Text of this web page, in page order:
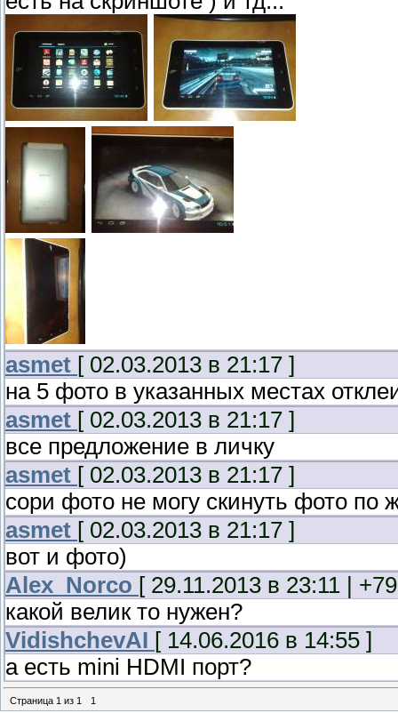
asmet [ 02.03.2013 в 21:17 ]
на 5 фото в указанных местах
asmet [ 02.03.2013 в 21:17 ]
все предложение в личку
asmet [ 02.03.2013 в 21:17 ]
сори фото не могу скинуть фото
asmet [ 02.03.2013 в 21:17 ]
вот и фото)
Alex_Norco [ 29.11.2013 в 23:11 |
какой велик то нужен?
VidishchevAI [ 14.06.2016 в 14:55 ]
а есть mini HDMI порт?
Страница 1 из 1 1